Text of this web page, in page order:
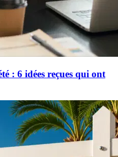
: 6 idées reçues qui ont